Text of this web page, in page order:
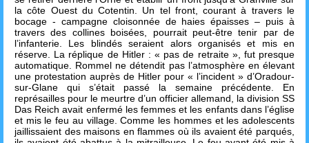
la côte Ouest du Cotentin. Un tel front, courant à travers le
bocage - campagne cloisonnée de haies épaisses – puis à
travers des collines boisées, pourrait peut-être tenir par de
l’infanterie. Les blindés seraient alors organisés et mis en
réserve. La réplique de Hitler : « pas de retraite », fut presque
automatique. Rommel ne détendit pas l’atmosphère en élevant
une protestation auprès de Hitler pour « l’incident » d’Oradour-
sur-Glane qui s’était passé la semaine précédente. En
représailles pour le meurtre d’un officier allemand, la division SS
Das Reich avait enfermé les femmes et les enfants dans l’église
et mis le feu au village. Comme les hommes et les adolescents
jaillissaient des maisons en flammes où ils avaient été parqués,